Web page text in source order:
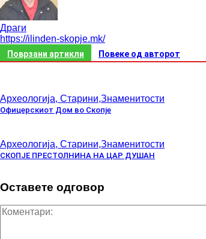
Драги
https://ilinden-skopje.mk/
Поврзани артикли Повеке од авторот
Археологија, Старини,Знаменитости
Офицерскиот Дом во Скопје
Археологија, Старини,Знаменитости
СКОПЈЕ ПРЕСТОЛНИНА НА ЦАР ДУШАН
Оставете одговор